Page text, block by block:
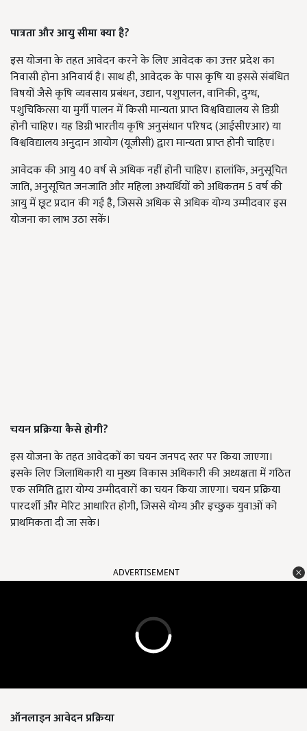
पात्रता और आयु सीमा क्या है?
इस योजना के तहत आवेदन करने के लिए आवेदक का उत्तर प्रदेश का
निवासी होना अनिवार्य है। साथ ही, आवेदक के पास कृषि या इससे संबंधित
विषयों जैसे कृषि व्यवसाय प्रबंधन, उद्यान, पशुपालन, वानिकी, दुग्ध,
पशुचिकित्सा या मुर्गी पालन में किसी मान्यता प्राप्त विश्वविद्यालय से डिग्री
होनी चाहिए। यह डिग्री भारतीय कृषि अनुसंधान परिषद (आईसीएआर) या
विश्वविद्यालय अनुदान आयोग (यूजीसी) द्वारा मान्यता प्राप्त होनी चाहिए।
आवेदक की आयु 40 वर्ष से अधिक नहीं होनी चाहिए। हालांकि, अनुसूचित
जाति, अनुसूचित जनजाति और महिला अभ्यर्थियों को अधिकतम 5 वर्ष की
आयु में छूट प्रदान की गई है, जिससे अधिक से अधिक योग्य उम्मीदवार इस
योजना का लाभ उठा सकें।
चयन प्रक्रिया कैसे होगी?
इस योजना के तहत आवेदकों का चयन जनपद स्तर पर किया जाएगा।
इसके लिए जिलाधिकारी या मुख्य विकास अधिकारी की अध्यक्षता में गठित
एक समिति द्वारा योग्य उम्मीदवारों का चयन किया जाएगा। चयन प्रक्रिया
पारदर्शी और मेरिट आधारित होगी, जिससे योग्य और इच्छुक युवाओं को
प्राथमिकता दी जा सके।
ADVERTISEMENT
ऑनलाइन आवेदन प्रक्रिया